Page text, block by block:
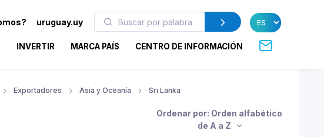
uruguay.uy
INVERTIR MARCA PAÍS CENTRO DE INFORMACIÓN
Exportadores Asia y Oceanía Sri Lanka
Ordenar por: Orden alfabético
de A a Z